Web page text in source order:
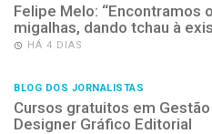
Felipe Melo: “Encontramos
migalhas, dando tchau à
HÁ 4 DIAS
BLOG DOS JORNALISTAS
Cursos gratuitos em
Designer Gráfico Editorial